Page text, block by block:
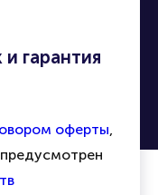
гарантия
оферты,